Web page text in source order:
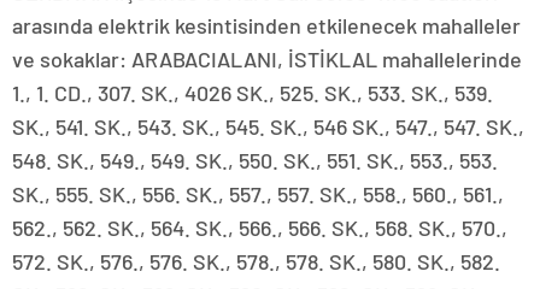
arasında elektrik kesintisinden etkilenecek mahalleler
ve sokaklar: ARABACIALANI, İSTİKLAL mahallelerinde
1., 1. CD., 307. SK., 4026 SK., 525. SK., 533. SK., 539.
SK., 541. SK., 543. SK., 545. SK., 546 SK., 547., 547. SK.,
548. SK., 549., 549. SK., 550. SK., 551. SK., 553., 553.
SK., 555. SK., 556. SK., 557., 557. SK., 558., 560., 561.,
562., 562. SK., 564. SK., 566., 566. SK., 568. SK., 570.,
572. SK., 576., 576. SK., 578., 578. SK., 580. SK., 582.